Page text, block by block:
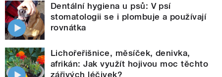
Dentální hygiena u psů: V psí
stomatologii se i plombuje a používají
rovnátka
Lichořeřišnice, měsíček, denivka,
afrikán: Jak využít hojivou moc těchto
zářivých léčivek?